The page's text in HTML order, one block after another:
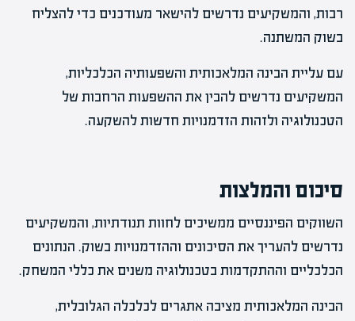
רבות, והמשקיעים נדרשים להישאר מעודכנים כדי להצליח
בשוק המשתנה.
עם עליית הבינה המלאכותית והשפעותיה הכלכליות,
המשקיעים נדרשים להבין את ההשפעות הרחבות של
הטכנולוגיה ולזהות הזדמנויות חדשות להשקעה.
סיכום והמלצות
השווקים הפיננסיים ממשיכים לחוות תנודתיות, והמשקיעים
נדרשים להעריך את הסיכונים וההזדמנויות בשוק. הנתונים
הכלכליים וההתקדמות בטכנולוגיה משנים את כללי המשחק.
הבינה המלאכותית מציבה אתגרים לכלכלה הגלובלית,